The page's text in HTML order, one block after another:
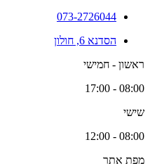
073-2726044
הסדנא 6, חולון
ראשון - חמישי
08:00 - 17:00
שישי
08:00 - 12:00
מפת אתר